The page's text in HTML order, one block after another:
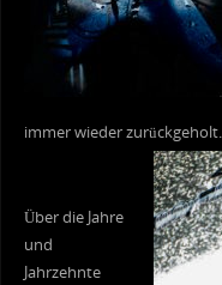
immer wieder zurückgeholt.
Über die Jahre
und
Jahrzehnte